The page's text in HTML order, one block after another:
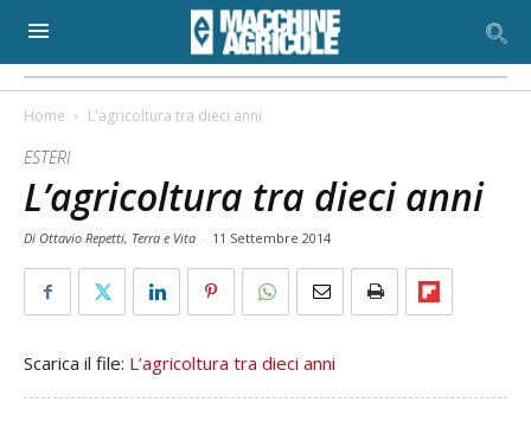
Home L'agricoltura tra dieci anni
ESTERI
L’agricoltura tra dieci anni
Di Ottavio Repetti, Terra e Vita - 11 Settembre 2014
Scarica il file: L’agricoltura tra dieci anni